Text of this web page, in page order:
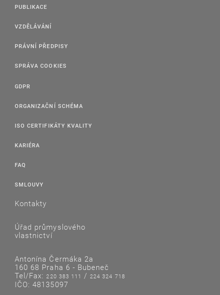
PUBLIKACE
VZDĚLÁVÁNÍ
PRÁVNÍ PŘEDPISY
SPRÁVA COOKIES
GDPR
ORGANIZAČNÍ SCHÉMA
ISO CERTIFIKÁTY KVALITY
KARIÉRA
FAQ
SMLOUVY
Kontakty
Úřad průmyslového
vlastnictví
Antonína Čermáka 2a
160 68 Praha 6 - Bubeneč
Tel/Fax:220 383 111 /224 324 718
IČO: 48135097